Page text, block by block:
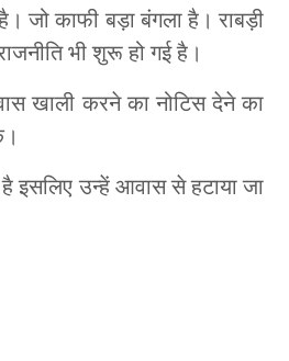
जो काफी बड़ा बंगला है। राबड़ी
भी शुरू हो गई है।
खाली करने का नोटिस देने का
इसलिए उन्हें आवास से हटाया जा